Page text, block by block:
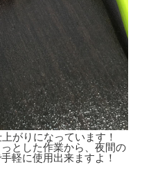
がりになっています！
とした作業から、夜間の
軽に使用出来ますよ！